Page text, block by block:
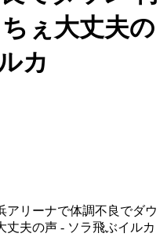
ぇ大丈夫の
カ
アリーナで体調不良でダウ
丈夫の声 - ソラ飛ぶイルカ